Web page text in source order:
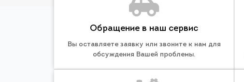
Обращение в наш сервис
Вы оставляете заявку или звоните к нам для
обсуждения Вашей проблемы.